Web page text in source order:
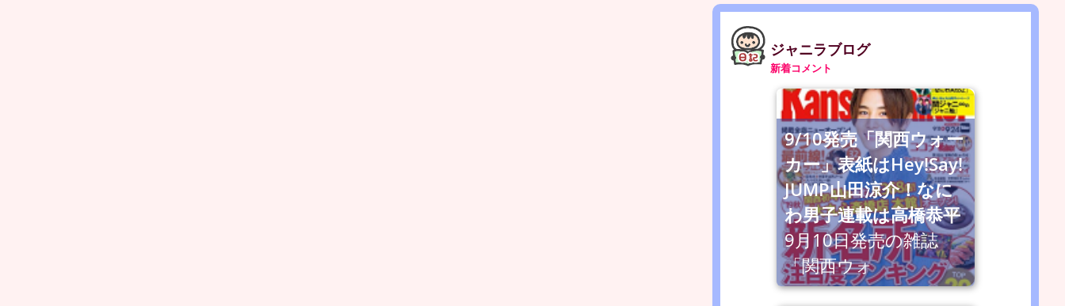
ジャニラブログ
新着コメント
9/10発売「関西ウォー
カー」表紙はHey!Say!
JUMP山田涼介！なに
わ男子連載は高橋恭平
9月10日発売の雑誌
「関西ウォ